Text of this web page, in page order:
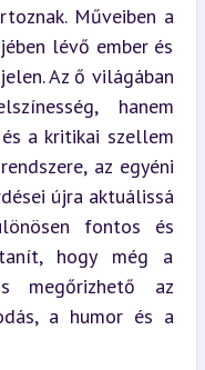
Műveiben a
lévő ember és
Az ő világában
hanem
a kritikai szellem
az egyéni
újra aktuálissá
fontos és
hogy még a
megőrizhető az
a humor és a